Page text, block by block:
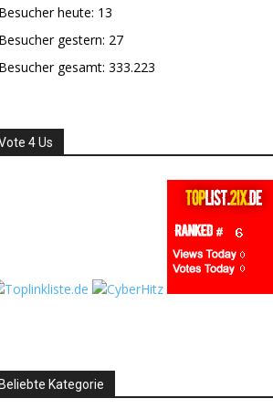
Besucher heute: 13
Besucher gestern: 27
Besucher gesamt: 333.223
4 Us
Beliebte Kategorie